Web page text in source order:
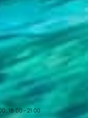
18:00 – 21:00